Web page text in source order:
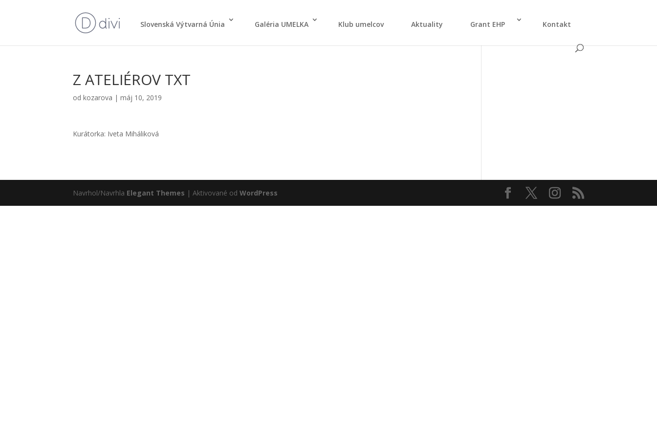
Slo­ven­ská Výtvar­ná Únia Galé­ria UMELKA Klub umel­cov Aktu­ali­ty Grant EHP Kon­takt
Z ATELIÉROV TXT
odkozarova |máj 10, 2019
Kurá­tor­ka: Ive­ta Mihá­li­ko­vá
Navrhol/Navrhla Elegant Themes | Aktivované odWordPress